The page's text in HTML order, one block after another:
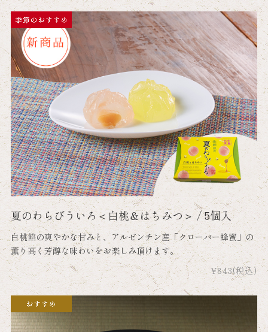
夏のわらびういろ＜白桃＆はちみつ＞ / 5個入
白桃餡の爽やかな甘みと、アルゼンチン産「クローバー蜂蜜」の
薫り高く芳醇な味わいをお楽しみ頂けます。
¥843(税込)